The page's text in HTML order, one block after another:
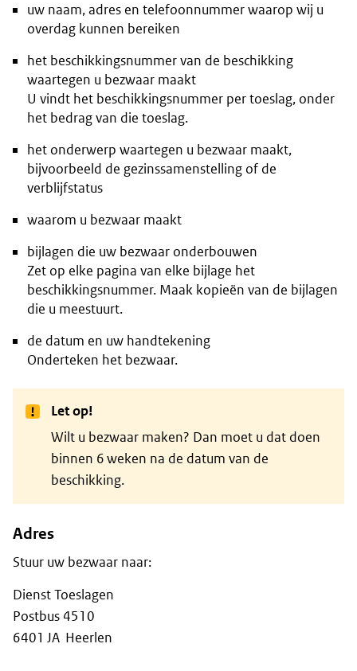
uw naam, adres en telefoonnummer waarop wij u
overdag kunnen bereiken
het beschikkingsnummer van de beschikking
waartegen u bezwaar maakt
U vindt het beschikkingsnummer per toeslag, onder
het bedrag van die toeslag.
het onderwerp waartegen u bezwaar maakt,
bijvoorbeeld de gezinssamenstelling of de
verblijfstatus
waarom u bezwaar maakt
bijlagen die uw bezwaar onderbouwen
Zet op elke pagina van elke bijlage het
beschikkingsnummer. Maak kopieën van de bijlagen
die u meestuurt.
de datum en uw handtekening
Onderteken het bezwaar.
Let op!
Wilt u bezwaar maken? Dan moet u dat doen
binnen 6 weken na de datum van de
beschikking.
Adres
Stuur uw bezwaar naar:
Dienst Toeslagen
Postbus 4510
6401 JA Heerlen